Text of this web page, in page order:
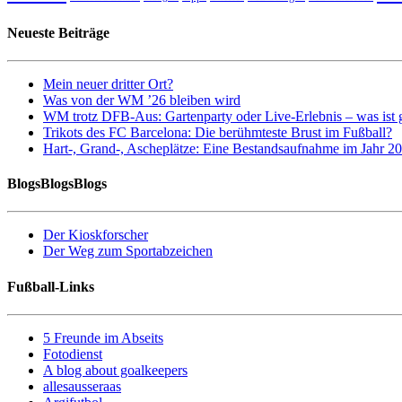
Neueste Beiträge
Mein neuer dritter Ort?
Was von der WM ’26 bleiben wird
WM trotz DFB-Aus: Gartenparty oder Live-Erlebnis – was ist
Trikots des FC Barcelona: Die berühmteste Brust im Fußball?
Hart-, Grand-, Ascheplätze: Eine Bestandsaufnahme im Jahr
BlogsBlogsBlogs
Der Kioskforscher
Der Weg zum Sportabzeichen
Fußball-Links
5 Freunde im Abseits
Fotodienst
A blog about goalkeepers
allesausseraas